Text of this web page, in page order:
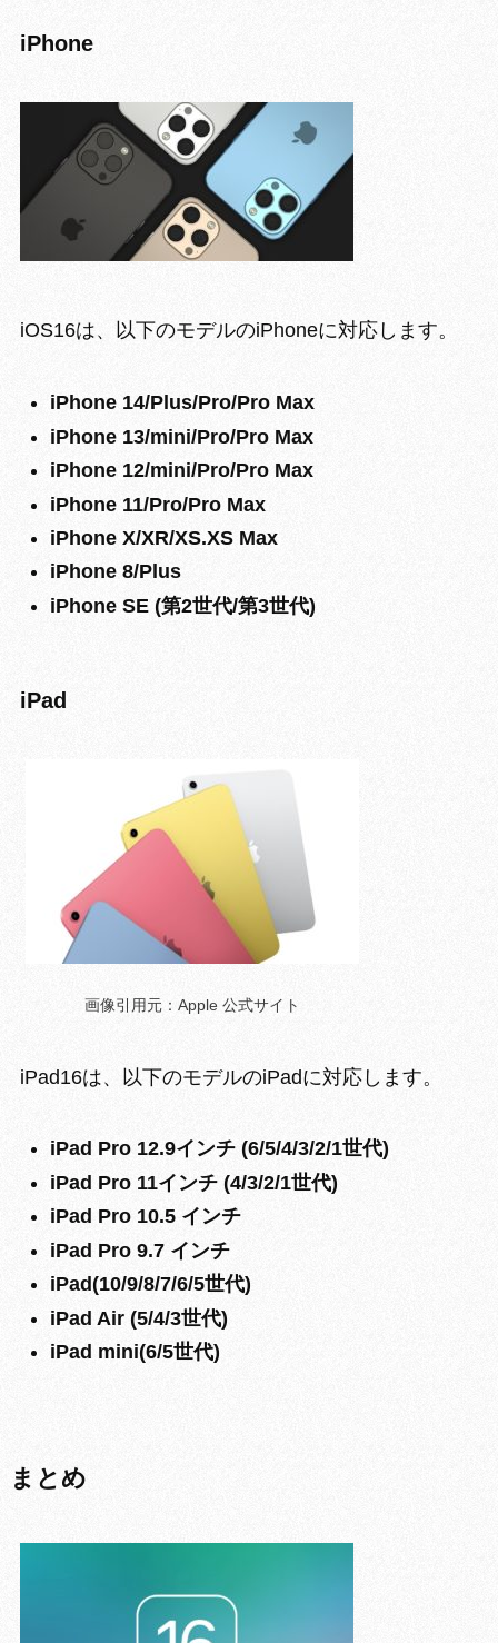
iPhone
iOS16は、以下のモデルのiPhoneに対応します。
iPhone 14/Plus/Pro/Pro Max
iPhone 13/mini/Pro/Pro Max
iPhone 12/mini/Pro/Pro Max
iPhone 11/Pro/Pro Max
iPhone X/XR/XS.XS Max
iPhone 8/Plus
iPhone SE (第2世代/第3世代)
iPad
画像引用元：Apple 公式サイト
iPad16は、以下のモデルのiPadに対応します。
iPad Pro 12.9インチ (6/5/4/3/2/1世代)
iPad Pro 11インチ (4/3/2/1世代)
iPad Pro 10.5 インチ
iPad Pro 9.7 インチ
iPad(10/9/8/7/6/5世代)
iPad Air (5/4/3世代)
iPad mini(6/5世代)
まとめ